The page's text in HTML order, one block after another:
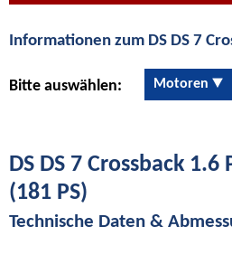
Informationen zum DS DS 7
Bitte auswählen: Motoren
DS DS 7 Crossback 1.6
(181 PS)
Technische Daten &